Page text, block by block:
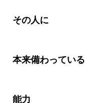
その人に
本来備わっている
能力